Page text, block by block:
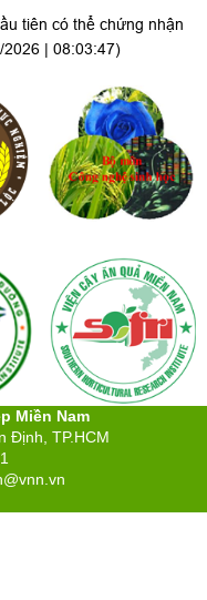
tiên có thể chứng nhận
| 08:03:47)
Miền Nam
Định, TP.HCM